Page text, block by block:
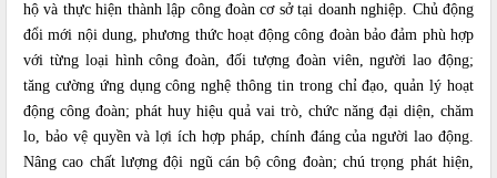
hộ và thực hiện thành lập công đoàn cơ sở tại doanh nghiệp. Chủ động
đổi mới nội dung, phương thức hoạt động công đoàn bảo đảm phù hợp
với từng loại hình công đoàn, đối tượng đoàn viên, người lao động;
tăng cường ứng dụng công nghệ thông tin trong chỉ đạo, quản lý hoạt
động công đoàn; phát huy hiệu quả vai trò, chức năng đại diện, chăm
lo, bảo vệ quyền và lợi ích hợp pháp, chính đáng của người lao động.
Nâng cao chất lượng đội ngũ cán bộ công đoàn; chú trọng phát hiện,